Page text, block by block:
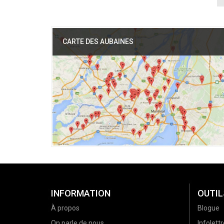
CARTE DES AUBAINES
INFORMATION
À propos
Blogue